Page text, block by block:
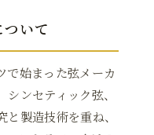
いて
始まった弦メーカ
ンセティック弦、
製造技術を重ね、